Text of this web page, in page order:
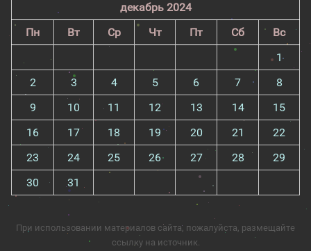
декабрь 2024
Пн
Вт Ср Чт Пт Сб
Вс
1
2
3 4 5 6 7
8
9
10 11 12 13 14
15
16
17 18 19 20 21
22
23
24 25 26 27 28
29
30
31
При использовании материалов сайта, пожалуйста, размещайте
ссылку на источник.